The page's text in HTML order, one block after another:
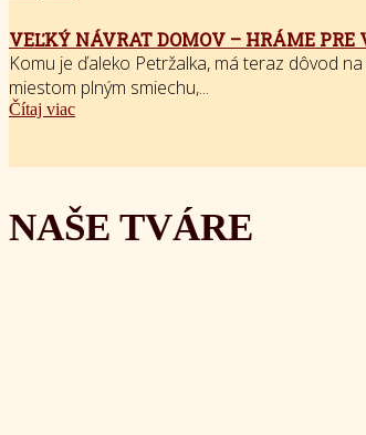
VEĽKÝ NÁVRAT DOMOV – HRÁME PRE
Komu je ďaleko Petržalka, má teraz dôvod
miestom plným smiechu,...
Čítaj viac
NAŠE TVÁRE